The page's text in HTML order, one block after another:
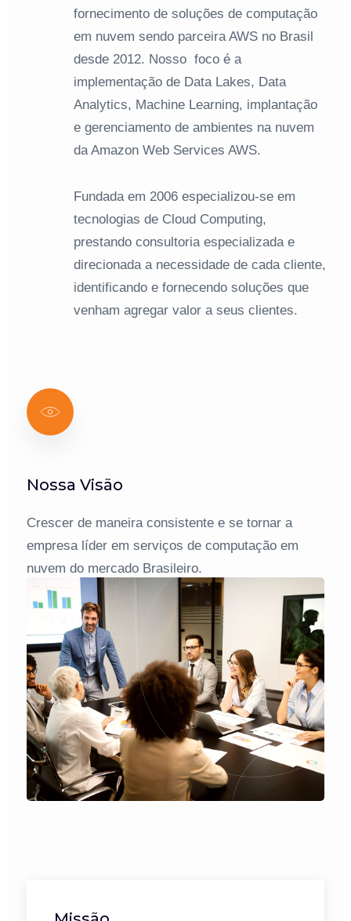
fornecimento de soluções de computação
em nuvem sendo parceira AWS no Brasil
desde 2012. Nosso foco é a
implementação de Data Lakes, Data
Analytics, Machine Learning, implantação
e gerenciamento de ambientes na nuvem
da Amazon Web Services AWS.
Fundada em 2006 especializou-se em
tecnologias de Cloud Computing,
prestando consultoria especializada e
direcionada a necessidade de cada cliente,
identificando e fornecendo soluções que
venham agregar valor a seus clientes.
Nossa Visão
Crescer de maneira consistente e se tornar a
empresa líder em serviços de computação em
nuvem do mercado Brasileiro.